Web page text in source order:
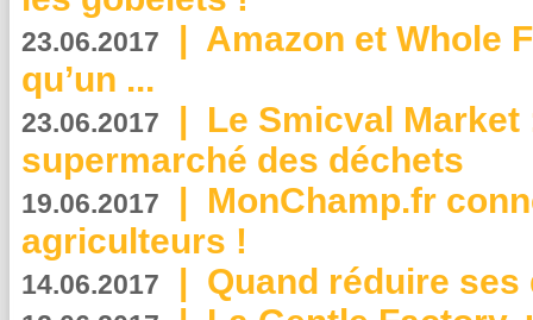
23.06.2017 | Amazon et Whole
qu’un ...
23.06.2017 | Le Smicval
supermarché des déchets
19.06.2017 | MonChamp.fr
agriculteurs !
14.06.2017 | Quand réduire